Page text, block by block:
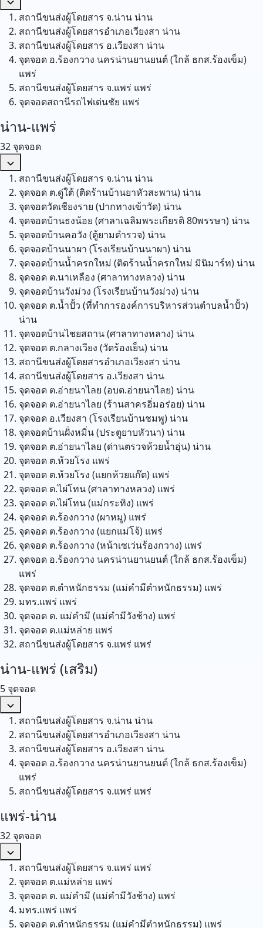
สถานีขนส่งผู้โดยสาร จ.น่าน น่าน
สถานีขนส่งผู้โดยสารอำเภอเวียงสา น่าน
สถานีขนส่งผู้โดยสาร อ.เวียงสา น่าน
จุดจอด อ.ร้องกวาง นครน่านยานยนต์ (ใกล้ ธกส.ร้องเข็ม)
แพร่
สถานีขนส่งผู้โดยสาร จ.แพร่ แพร่
จุดจอดสถานีรถไฟเด่นชัย แพร่
น่าน-แพร่
32 จุดจอด
สถานีขนส่งผู้โดยสาร จ.น่าน น่าน
จุดจอด ต.ดู่ใต้ (ติดร้านบ้านยาหัวสะพาน) น่าน
จุดจอดวัดเชียงราย (ปากทางเข้าวัด) น่าน
จุดจอดบ้านธงน้อย (ศาลาเฉลิมพระเกียรติ 80พรรษา) น่าน
จุดจอดบ้านคอวัง (ตู้ยามตำรวจ) น่าน
จุดจอดบ้านนาผา (โรงเรียนบ้านนาผา) น่าน
จุดจอดบ้านน้ำครกใหม่ (ติดร้านน้ำครกใหม่ มินิมาร์ท) น่าน
จุดจอด ต.นาเหลือง (ศาลาทางหลวง) น่าน
จุดจอดบ้านวังม่วง (โรงเรียนบ้านวังม่วง) น่าน
จุดจอด ต.น้ำปั้ว (ที่ทำการองค์การบริหารส่วนตำบลน้ำปั้ว)
น่าน
จุดจอดบ้านไชยสถาน (ศาลาทางหลาง) น่าน
จุดจอด ต.กลางเวียง (วัดร้องเย็น) น่าน
สถานีขนส่งผู้โดยสารอำเภอเวียงสา น่าน
สถานีขนส่งผู้โดยสาร อ.เวียงสา น่าน
จุดจอด ต.อ่ายนาไลย (อบต.อ่ายนาไลย) น่าน
จุดจอด ต.อ่ายนาไลย (ร้านสาครอิ่มอร่อย) น่าน
จุดจอด อ.เวียงสา (โรงเรียนบ้านชมพู) น่าน
จุดจอดบ้านฝั่งหมิ่น (ประตูยาบหัวนา) น่าน
จุดจอด ต.อ่ายนาไลย (ด่านตรวจห้วยน้ำอุ่น) น่าน
จุดจอด ต.ห้วยโรง แพร่
จุดจอด ต.ห้วยโรง (แยกห้วยแก๊ต) แพร่
จุดจอด ต.ไผ่โทน (ศาลาทางหลวง) แพร่
จุดจอด ต.ไผ่โทน (แม่กระทิง) แพร่
จุดจอด ต.ร้องกวาง (ผาหมู) แพร่
จุดจอด ต.ร้องกวาง (แยกแม่โจ้) แพร่
จุดจอด ต.ร้องกวาง (หน้าเซเว่นร้องกวาง) แพร่
จุดจอด อ.ร้องกวาง นครน่านยานยนต์ (ใกล้ ธกส.ร้องเข็ม)
แพร่
จุดจอด ต.ตำหนักธรรม (แม่คำมีตำหนักธรรม) แพร่
มทร.แพร่ แพร่
จุดจอด ต. แม่คำมี (แม่คำมีวังช้าง) แพร่
จุดจอด ต.แม่หล่าย แพร่
สถานีขนส่งผู้โดยสาร จ.แพร่ แพร่
น่าน-แพร่ (เสริม)
5 จุดจอด
สถานีขนส่งผู้โดยสาร จ.น่าน น่าน
สถานีขนส่งผู้โดยสารอำเภอเวียงสา น่าน
สถานีขนส่งผู้โดยสาร อ.เวียงสา น่าน
จุดจอด อ.ร้องกวาง นครน่านยานยนต์ (ใกล้ ธกส.ร้องเข็ม)
แพร่
สถานีขนส่งผู้โดยสาร จ.แพร่ แพร่
แพร่-น่าน
32 จุดจอด
สถานีขนส่งผู้โดยสาร จ.แพร่ แพร่
จุดจอด ต.แม่หล่าย แพร่
จุดจอด ต. แม่คำมี (แม่คำมีวังช้าง) แพร่
มทร.แพร่ แพร่
จุดจอด ต.ตำหนักธรรม (แม่คำมีตำหนักธรรม) แพร่